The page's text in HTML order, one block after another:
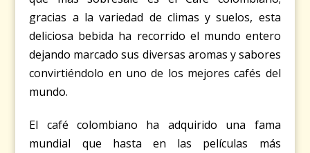
gracias a la variedad de climas y suelos, esta
deliciosa bebida ha recorrido el mundo entero
dejando marcado sus diversas aromas y sabores
convirtiéndolo en uno de los mejores cafés del
mundo.
El café colombiano ha adquirido una fama
mundial que hasta en las películas más